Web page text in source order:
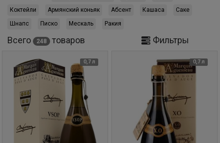
Коктейли
Армянский коньяк Абсент Кашаса
Саке
Шнапс
Писко Мескаль Ракия
Всего 248 товаров Фильтры
0,7 л 0,7 л